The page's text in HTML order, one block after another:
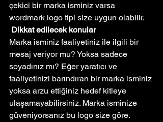
çekici bir marka isminiz varsa
wordmark logo tipi size uygun olabilir.
Dikkat edilecek konular
Marka isminiz faaliyetiniz ile ilgili bir
mesaj veriyor mu? Yoksa sadece
soyadınız mı? Eğer yaratıcı ve
faaliyetinizi barındıran bir marka isminiz
yoksa arzu ettiğiniz hedef kitleye
ulaşamayabilirsiniz. Marka isminize
güveniyorsanız bu logo size göre.